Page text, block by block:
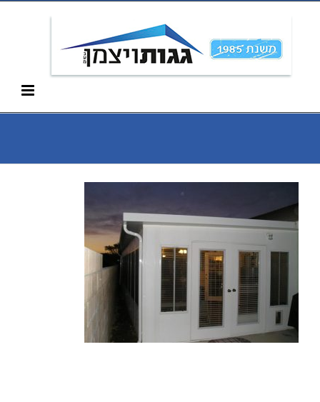
Skip
content